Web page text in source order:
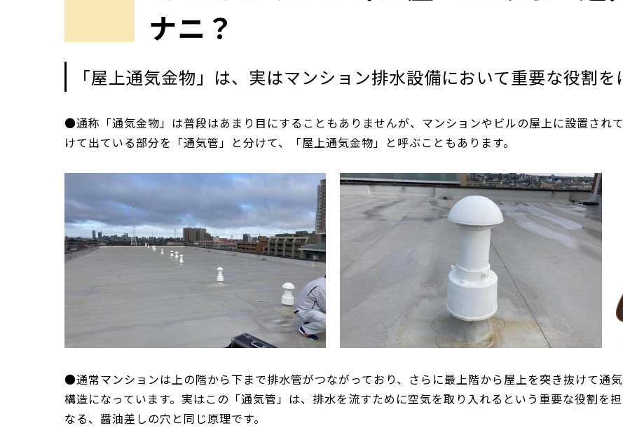
ナニ？
「屋上通気金物」は、実はマンション排水設備において重要な役割を
●通称「通気金物」は普段はあまり目にすることもありませんが、マンションやビルの屋上に設置され
けて出ている部分を「通気管」と分けて、「屋上通気金物」と呼ぶこともあります。
●通常マンションは上の階から下まで排水管がつながっており、さらに最上階から屋上を突き抜けて通
構造になっています。実はこの「通気管」は、排水を流すために空気を取り入れるという重要な役割を
なる、醤油差しの穴と同じ原理です。